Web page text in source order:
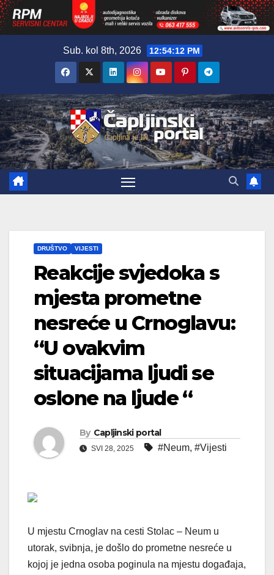
Sub. kol 8th, 2026 12:54:13 PM
DRUŠTVO VIJESTI
Reakcije svjedoka s
mjesta prometne
nesreće u Crnoglavu:
“U ovakvim
situacijama ljudi se
oslone na ljude “
By Capljinski portal
SVI 28, 2025 #Neum, #Vijesti
U mjestu Crnoglav na cesti Stolac – Neum u
utorak, svibnja, je došlo do prometne nesreće u
kojoj je jedna osoba poginula na mjestu događaja,